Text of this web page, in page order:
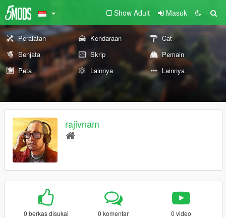
Show Adult Masuk
Peralatan Kendaraan
Cat
Senjata
Skrip
Pemain
Peta
Lainnya Lainnya
rajivnam
0 berkas disukai 0 komentar 0 video